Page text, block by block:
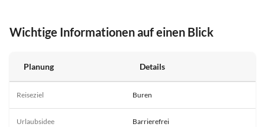
Wichtige Informationen auf einen Blick
Planung Details
Reiseziel Buren
Urlaubsidee Barrierefrei